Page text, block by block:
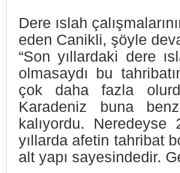
Dere ıslah
eden Canikli, şöyle
“Son yıllardaki dere
olmasaydı bu
çok daha fazla
Karadeniz buna
kalıyordu.
yıllarda afetin tahribat
alt yapı sayesindedir.